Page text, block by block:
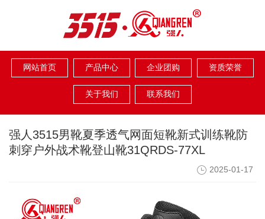
网站首页 产品中心 企业团购 资质荣誉
关于我们 联系我们
强人3515男靴夏季透气网面短靴新式训练靴防
刺穿户外战术靴登山靴31QRDS-77XL
2025-01-17